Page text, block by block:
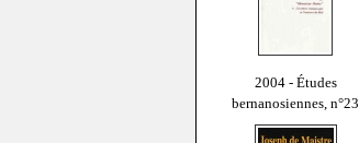
2004 - Études
bernanosiennes, n°23